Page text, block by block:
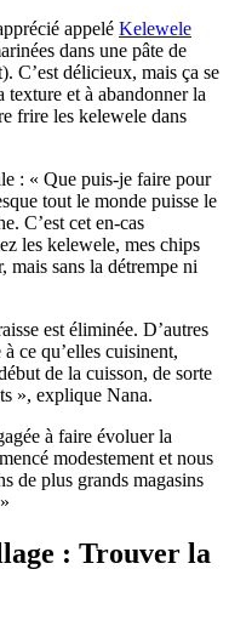
appelé Kelewele
dans une pâte de
C’est délicieux, mais ça se
et à abandonner la
frire les kelewele dans
: « Que puis-je faire pour
tout le monde puisse le
C’est cet en-cas
les kelewele, mes chips
mais sans la détrempe ni
est éliminée. D’autres
ce qu’elles cuisinent,
de la cuisson, de sorte
», explique Nana.
à faire évoluer la
modestement et nous
de plus grands magasins
: Trouver la